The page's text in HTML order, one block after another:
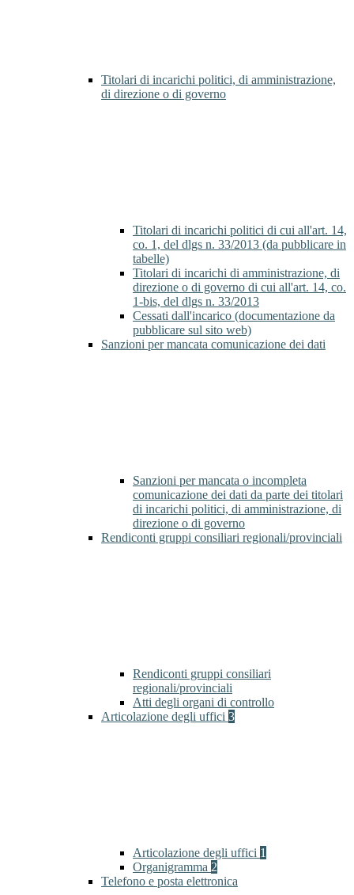
Titolari di incarichi politici, di amministrazione,
di direzione o di governo
Titolari di incarichi politici di cui all'art. 14,
co. 1, del dlgs n. 33/2013 (da pubblicare in
tabelle)
Titolari di incarichi di amministrazione, di
direzione o di governo di cui all'art. 14, co.
1-bis, del dlgs n. 33/2013
Cessati dall'incarico (documentazione da
pubblicare sul sito web)
Sanzioni per mancata comunicazione dei dati
Sanzioni per mancata o incompleta
comunicazione dei dati da parte dei titolari
di incarichi politici, di amministrazione, di
direzione o di governo
Rendiconti gruppi consiliari regionali/provinciali
Rendiconti gruppi consiliari
regionali/provinciali
Atti degli organi di controllo
Articolazione degli uffici 3
Articolazione degli uffici 1
Organigramma 2
Telefono e posta elettronica